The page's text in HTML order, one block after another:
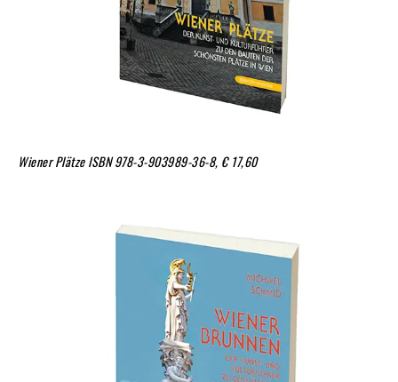
Wiener Plätze ISBN 978-3-903989-36-8, € 17,60